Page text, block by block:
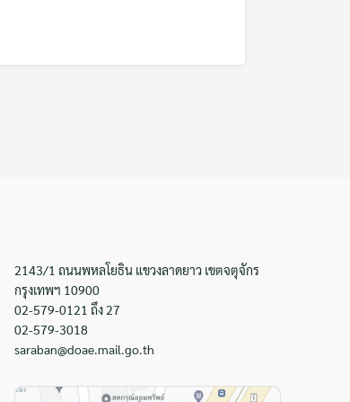
2143/1 ถนนพหลโยธิน แขวงลาดยาว เขตจตุจักร
กรุงเทพฯ 10900
02-579-0121 ถึง 27
02-579-3018
saraban@doae.mail.go.th